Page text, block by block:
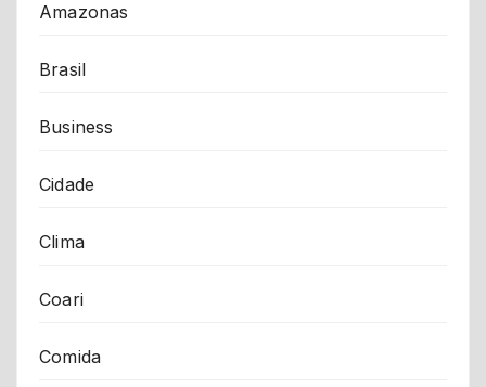
Amazonas
Brasil
Business
Cidade
Clima
Coari
Comida